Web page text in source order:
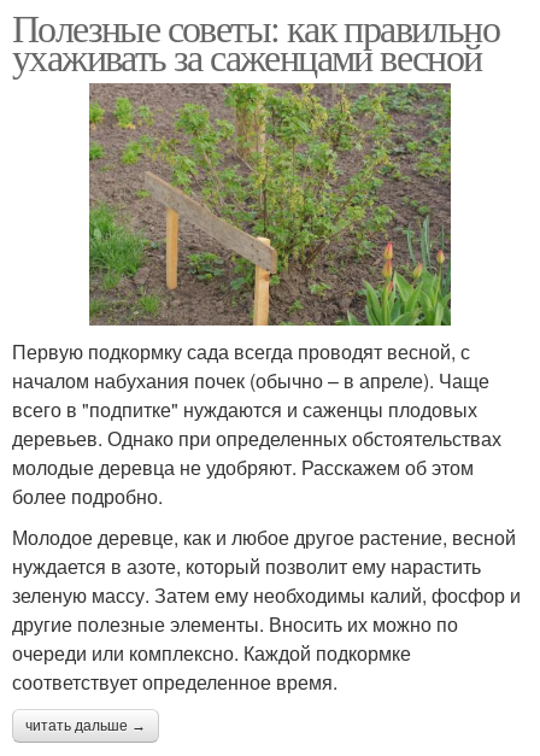
Полезные советы: как правильно
ухаживать за саженцами весной
Первую подкормку сада всегда проводят весной, с
началом набухания почек (обычно – в апреле). Чаще
всего в "подпитке" нуждаются и саженцы плодовых
деревьев. Однако при определенных обстоятельствах
молодые деревца не удобряют. Расскажем об этом
более подробно.
Молодое деревце, как и любое другое растение, весной
нуждается в азоте, который позволит ему нарастить
зеленую массу. Затем ему необходимы калий, фосфор и
другие полезные элементы. Вносить их можно по
очереди или комплексно. Каждой подкормке
соответствует определенное время.
читать дальше →